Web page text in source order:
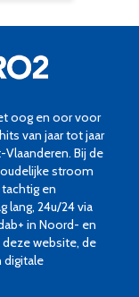
oog en oor voor
van jaar tot jaar
Bij de
stroom
en
lang, 24u/24 via
in Noord- en
website, de
digitale